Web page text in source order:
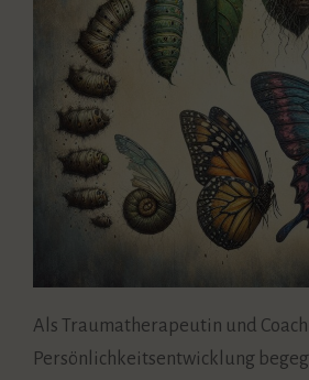
Als Traumatherapeutin und
Persönlichkeitsentwicklung